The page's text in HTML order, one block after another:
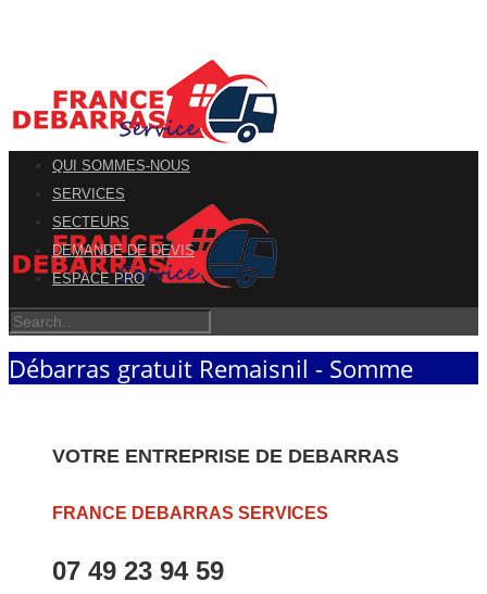
QUI SOMMES-NOUS
SERVICES
SECTEURS
DEMANDE DE DEVIS
ESPACE PRO
Débarras gratuit Remaisnil - Somme
VOTRE ENTREPRISE DE DEBARRAS
FRANCE DEBARRAS SERVICES
07 49 23 94 59